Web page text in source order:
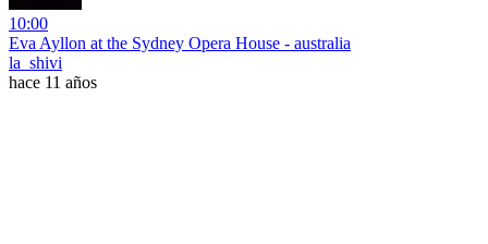
10:00
Eva Ayllon at the Sydney Opera House - australia
la_shivi
hace 11 años